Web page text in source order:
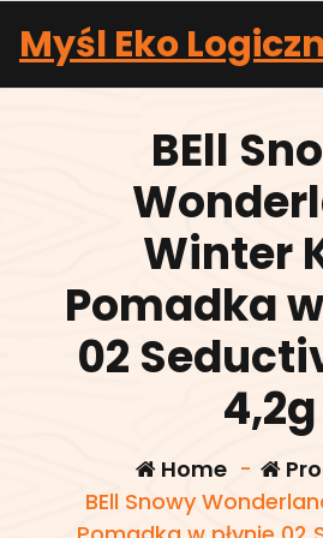
content
Myśl Eko
BEll
Winter
Pomadka
02
4,2g
Home-
BEll Snowy